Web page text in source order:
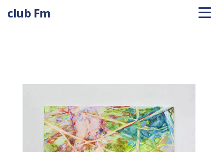
club Fm